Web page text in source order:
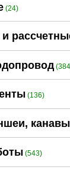
(24)
(136)
канавы
(543)